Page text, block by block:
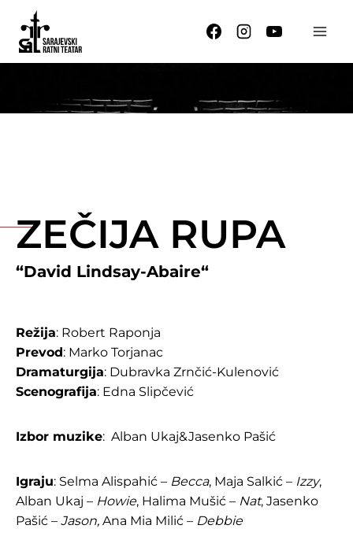
content
ZEČIJA RUPA
“David Lindsay-Abaire“
Režija: Robert Raponja
Prevod: Marko Torjanac
Dramaturgija: Dubravka Zrnčić-Kulenović
Scenografija: Edna Slipčević
Izbor muzike: Alban Ukaj&Jasenko Pašić
Igraju: Selma Alispahić – Becca, Maja Salkić – Izzy,
Alban Ukaj – Howie, Halima Mušić – Nat, Jasenko
Pašić – Jason, Ana Mia Milić – Debbie